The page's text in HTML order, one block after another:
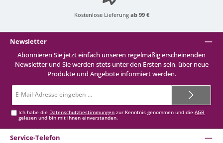
Kostenlose Lieferung ab 99 €
Newsletter
Abonnieren Sie jetzt einfach unseren regelmäßig erscheinenden
Newsletter und Sie werden stets unter den Ersten sein, über neue
Produkte und Angebote informiert werden.
Mail-
Ich habe die Datenschutzbestimmungen zur Kenntnis genommen und dieAGB
gelesen und bin mit ihnen einverstanden.
Service-Telefon